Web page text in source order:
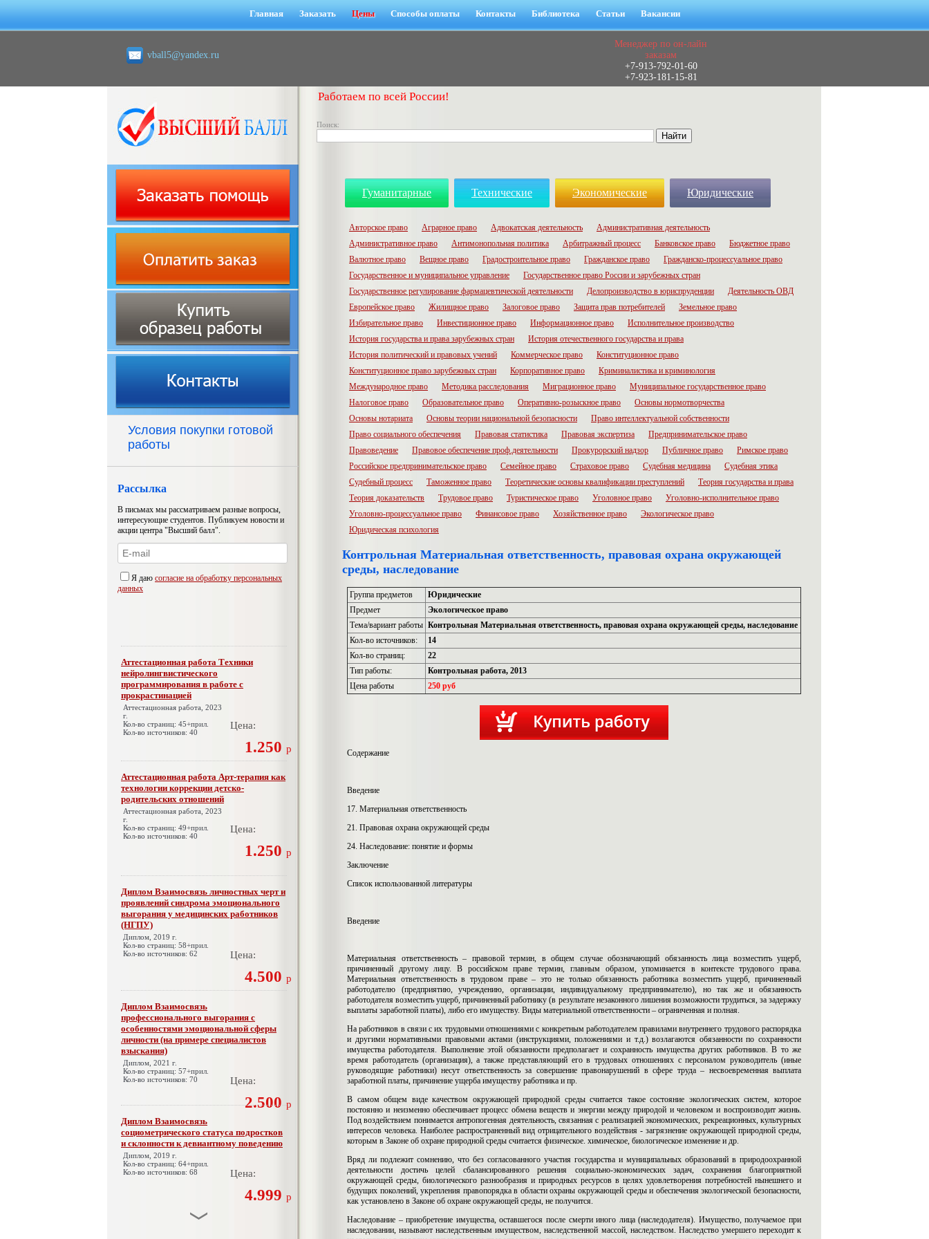
Главная Заказать Цены Способы оплаты Контакты Библиотека Статьи Вакансии
vball5@yandex.ru
Менеджер по он-лайн
заказам
+7-913-792-01-60
+7-923-181-15-81
Работаем по всей России!
Поиск:
Условия покупки готовой
работы
Рассылка
В письмах мы рассматриваем разные вопросы,
интересующие студентов. Публикуем новости и
акции центра "Высший балл".
Я даю согласие на обработку персональных
данных
Аттестационная работа Техники
нейролингвистического
программирования в работе с
прокрастинацией
Аттестационная работа, 2023
г.
Кол-во страниц: 45+прил.
Кол-во источников: 40
Цена:
1.250 р
Аттестационная работа Арт-терапия как
технологии коррекции детско-
родительских отношений
Аттестационная работа, 2023
г.
Кол-во страниц: 49+прил.
Кол-во источников: 40
Цена:
1.250 р
Диплом Взаимосвязь личностных черт и
проявлений синдрома эмоционального
выгорания у медицинских работников
(НГПУ)
Диплом, 2019 г.
Кол-во страниц: 58+прил.
Кол-во источников: 62
Цена:
4.500 р
Диплом Взаимосвязь
профессионального выгорания с
особенностями эмоциональной сферы
личности (на примере специалистов
взыскания)
Диплом, 2021 г.
Кол-во страниц: 57+прил.
Кол-во источников: 70
Цена:
2.500 р
Диплом Взаимосвязь
социометрического статуса подростков
и склонности к девиантному поведению
Диплом, 2019 г.
Кол-во страниц: 64+прил.
Кол-во источников: 68
Цена:
4.999 р
Гуманитарные Технические Экономические Юридические
Авторское право Аграрное право Адвокатская деятельность
Административная деятельность
Административное право
Антимонопольная политика Арбитражный процесс Банковское право
Бюджетное право
Валютное право
Вещное право Градостроительное право Гражданское право
Гражданско-процессуальное право
Государственное и муниципальное управление
Государственное право России и зарубежных стран
Государственное регулирование фармацевтической деятельности
Делопроизводство в юриспруденции
Деятельность ОВД
Европейское право
Жилищное право Залоговое право Защита прав потребителей
Земельное право
Избирательное право
Инвестиционное право Информационное право
Исполнительное производство
История государства и права зарубежных стран
История отечественного государства и права
История политический и правовых учений
Коммерческое право
Конституционное право
Конституционное право зарубежных стран
Корпоративное право
Криминалистика и криминология
Международное право
Методика расследования Миграционное право
Муниципальное государственное право
Налоговое право
Образовательное право Оперативно-розыскное право
Основы нормотворчества
Основы нотариата
Основы теории национальной безопасности
Право интеллектуальной собственности
Право социального обеспечения
Правовая статистика Правовая экспертиза
Предпринимательское право
Правоведение
Правовое обеспечение проф.деятельности Прокурорский надзор Публичное право
Римское право
Российское предпринимательское право
Семейное право Страховое право Судебная медицина
Судебная этика
Судебный процесс
Таможенное право Теоретические основы квалификации преступлений
Теория государства и права
Теория доказательств
Трудовое право Туристическое право Уголовное право
Уголовно-исполнительное право
Уголовно-процессуальное право
Финансовое право Хозяйственное право
Экологическое право
Юридическая психология
Контрольная Материальная ответственность, правовая охрана окружающей
среды, наследование
Группа предметов
Юридические
Предмет
Экологическое право
Тема/вариант работы Контрольная Материальная ответственность, правовая охрана окружающей среды, наследование
Кол-во источников:
14
Кол-во страниц:
22
Тип работы:
Контрольная работа, 2013
Цена работы
250 руб
Содержание
Введение
17. Материальная ответственность
21. Правовая охрана окружающей среды
24. Наследование: понятие и формы
Заключение
Список использованной литературы
Введение
Материальная ответственность – правовой термин, в общем случае обозначающий обязанность лица возместить ущерб,
причиненный другому лицу. В российском праве термин, главным образом, упоминается в контексте трудового права.
Материальная ответственность в трудовом праве – это не только обязанность работника возместить ущерб, причиненный
работодателю (предприятию, учреждению, организации, индивидуальному предпринимателю), но так же и обязанность
работодателя возместить ущерб, причиненный работнику (в результате незаконного лишения возможности трудиться, за задержку
выплаты заработной платы), либо его имуществу. Виды материальной ответственности – ограниченная и полная.
На работников в связи с их трудовыми отношениями с конкретным работодателем правилами внутреннего трудового распорядка
и другими нормативными правовыми актами (инструкциями, положениями и т.д.) возлагаются обязанности по сохранности
имущества работодателя. Выполнение этой обязанности предполагает и сохранность имущества других работников. В то же
время работодатель (организация), а также представляющий его в трудовых отношениях с персоналом руководитель (иные
руководящие работники) несут ответственность за совершение правонарушений в сфере труда – несвоевременная выплата
заработной платы, причинение ущерба имуществу работника и пр.
В самом общем виде качеством окружающей природной среды считается такое состояние экологических систем, которое
постоянно и неизменно обеспечивает процесс обмена веществ и энергии между природой и человеком и воспроизводит жизнь.
Под воздействием понимается антропогенная деятельность, связанная с реализацией экономических, рекреационных, культурных
интересов человека. Наиболее распространенный вид отрицательного воздействия - загрязнение окружающей природной среды,
которым в Законе об охране природной среды считается физическое. химическое, биологическое изменение и др.
Вряд ли подлежит сомнению, что без согласованного участия государства и муниципальных образований в природоохранной
деятельности достичь целей сбалансированного решения социально-экономических задач, сохранения благоприятной
окружающей среды, биологического разнообразия и природных ресурсов в целях удовлетворения потребностей нынешнего и
будущих поколений, укрепления правопорядка в области охраны окружающей среды и обеспечения экологической безопасности,
как установлено в Законе об охране окружающей среды, не получится.
Наследование – приобретение имущества, оставшегося после смерти иного лица (наследодателя). Имущество, получаемое при
наследовании, называют наследственным имуществом, наследственной массой, наследством. Наследство умершего переходит к